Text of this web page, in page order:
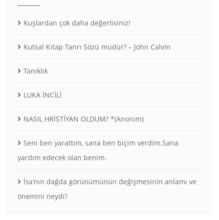
Kuşlardan çok daha değerlisiniz!
Kutsal Kitap Tanrı Sözü müdür? – John Calvin
Tanıklık
LUKA İNCİLİ
NASIL HRİSTİYAN OLDUM? *(Anonim)
Seni ben yarattım, sana ben biçim verdim.Sana
yardım edecek olan benim.
İsa’nın dağda görünümünün değişmesinin anlamı ve
önemini neydi?